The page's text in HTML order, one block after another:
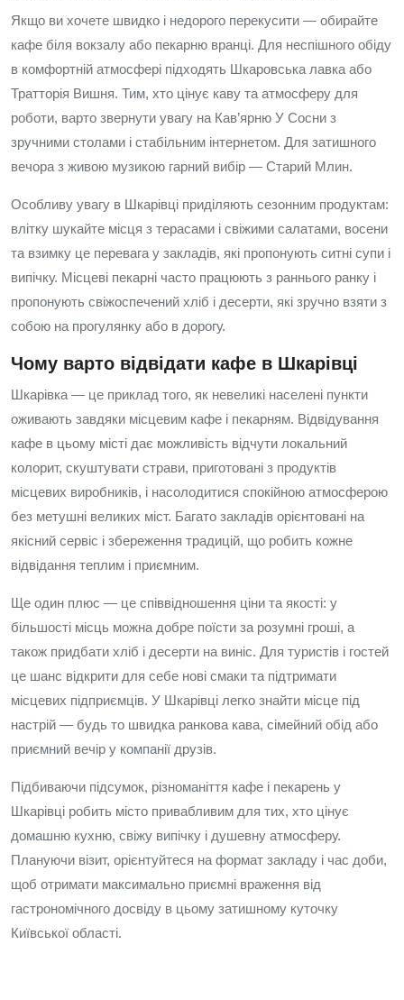
Якщо ви хочете швидко і недорого перекусити — обирайте
кафе біля вокзалу або пекарню вранці. Для неспішного обіду
в комфортній атмосфері підходять Шкаровська лавка або
Тратторія Вишня. Тим, хто цінує каву та атмосферу для
роботи, варто звернути увагу на Кав’ярню У Сосни з
зручними столами і стабільним інтернетом. Для затишного
вечора з живою музикою гарний вибір — Старий Млин.
Особливу увагу в Шкарівці приділяють сезонним продуктам:
влітку шукайте місця з терасами і свіжими салатами, восени
та взимку це перевага у закладів, які пропонують ситні супи і
випічку. Місцеві пекарні часто працюють з раннього ранку і
пропонують свіжоспечений хліб і десерти, які зручно взяти з
собою на прогулянку або в дорогу.
Чому варто відвідати кафе в Шкарівці
Шкарівка — це приклад того, як невеликі населені пункти
оживають завдяки місцевим кафе і пекарням. Відвідування
кафе в цьому місті дає можливість відчути локальний
колорит, скуштувати страви, приготовані з продуктів
місцевих виробників, і насолодитися спокійною атмосферою
без метушні великих міст. Багато закладів орієнтовані на
якісний сервіс і збереження традицій, що робить кожне
відвідання теплим і приємним.
Ще один плюс — це співвідношення ціни та якості: у
більшості місць можна добре поїсти за розумні гроші, а
також придбати хліб і десерти на виніс. Для туристів і гостей
це шанс відкрити для себе нові смаки та підтримати
місцевих підприємців. У Шкарівці легко знайти місце під
настрій — будь то швидка ранкова кава, сімейний обід або
приємний вечір у компанії друзів.
Підбиваючи підсумок, різноманіття кафе і пекарень у
Шкарівці робить місто привабливим для тих, хто цінує
домашню кухню, свіжу випічку і душевну атмосферу.
Плануючи візит, орієнтуйтеся на формат закладу і час доби,
щоб отримати максимально приємні враження від
гастрономічного досвіду в цьому затишному куточку
Київської області.